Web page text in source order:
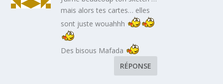
mais alors tes cartes… elles
sont juste wouahhh
Des bisous Mafada
RÉPONSE